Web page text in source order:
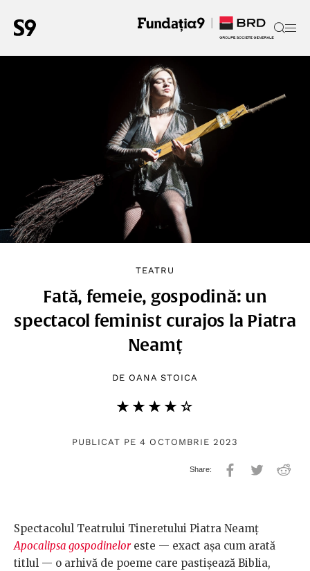
TEATRU
Fată, femeie, gospodină: un
spectacol feminist curajos la Piatra
Neamț
DE OANA STOICA
★★★★★
☆☆☆☆☆
PUBLICAT PE 4 OCTOMBRIE 2023
Spectacolul Teatrului Tineretului Piatra Neamț
Apocalipsa gospodineloreste — exact așa cum arată
titlul — o arhivă de poeme care pastișează Biblia,